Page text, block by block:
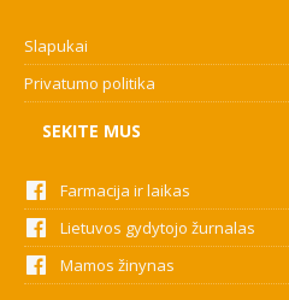
Slapukai
Privatumo politika
SEKITE MUS
Farmacija ir laikas
Lietuvos gydytojo žurnalas
Mamos žinynas